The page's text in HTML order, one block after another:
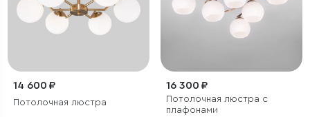
14 600 ₽
Потолочная люстра
16 300 ₽
Потолочная люстра с
плафонами